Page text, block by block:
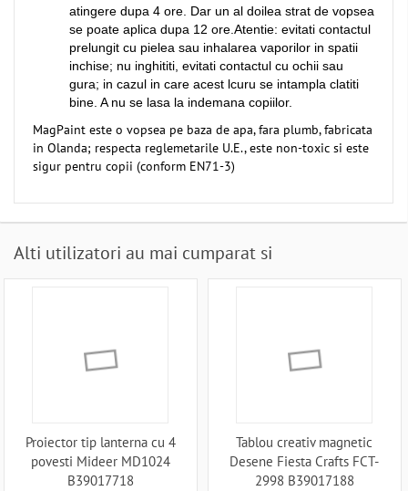
atingere dupa 4 ore. Dar un al doilea strat de vopsea
se poate aplica dupa 12 ore.Atentie: evitati contactul
prelungit cu pielea sau inhalarea vaporilor in spatii
inchise; nu inghititi, evitati contactul cu ochii sau
gura; in cazul in care acest lcuru se intampla clatiti
bine. A nu se lasa la indemana copiilor.
MagPaint este o vopsea pe baza de apa, fara plumb, fabricata
in Olanda; respecta reglemetarile U.E., este non-toxic si este
sigur pentru copii (conform EN71-3)
Alti utilizatori au mai cumparat si
Proiector tip lanterna cu 4
povesti Mideer MD1024
B39017718
Tablou creativ magnetic
Desene Fiesta Crafts FCT-
2998 B39017188